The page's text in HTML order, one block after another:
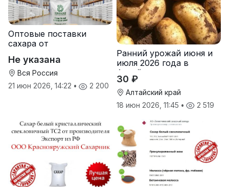
Оптовые поставки
сахара от
Хохольский сахарный
комбинат
Не указана
Вся Россия
21 июн 2026, 14:22 • 2 200
Ранний урожай июня и
июля 2026 года в
Алтайском крае
30 ₽
Алтайский край
18 июн 2026, 11:45 • 2 519